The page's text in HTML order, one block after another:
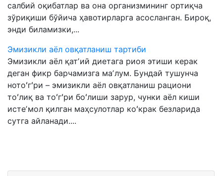
салбий оқибатлар ва она организмининг ортиқча
зўриқиши бўйича ҳавотирларга асосланган. Бироқ,
энди биламизки,...
Эмизикли аёл овқатланиш тартиби
Эмизикли аёл қатʼий диетага риоя этиши керак
деган фикр барчамизга маʼлум. Бундай тушунча
нотоʻгʻри – эмизикли аёл овқатланиш рациони
тоʻлиқ ва тоʻгʻри боʻлиши зарур, чунки аёл киши
истеʼмол қилган маҳсулотлар коʻкрак безларида
сутга айланади....